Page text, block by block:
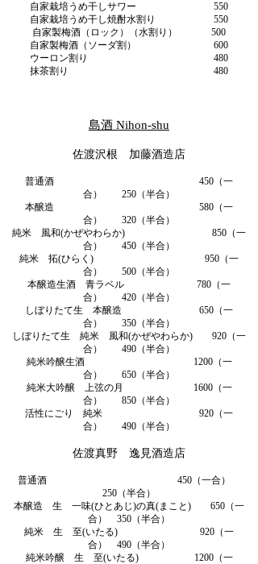
自家栽培うめ干しサワー 550
自家栽培うめ干し焼酎水割り 550
自家製梅酒（ロック）（水割り） 500
自家製梅酒（ソーダ割） 600
ウーロン割り 480
抹茶割り 480
島酒 Nihon-shu
佐渡沢根 加藤酒造店
普通酒 450（一
合） 250（半合）
本醸造 580（一
合） 320（半合）
純米 風和(かぜやわらか) 850（一
合） 450（半合）
純米 拓(ひらく) 950（一
合） 500（半合）
本醸造生酒 青ラベル 780（一
合） 420（半合）
しぼりたて生 本醸造 650（一
合） 350（半合）
しぼりたて生 純米 風和(かぜやわらか) 920（一
合） 490（半合）
純米吟醸生酒 1200（一
合） 650（半合）
純米大吟醸 上弦の月 1600（一
合） 850（半合）
活性にごり 純米 920（一
合） 490（半合）
佐渡真野 逸見酒造店
普通酒 450（一合）
250（半合）
本醸造 生 一味(ひとあじ)の真(まこと) 650（一
合） 350（半合）
純米 生 至(いたる) 920（一
合） 490（半合）
純米吟醸 生 至(いたる) 1200（一